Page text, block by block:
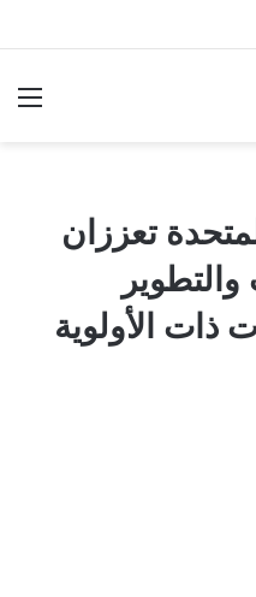
تعززان
ذات الأولوية